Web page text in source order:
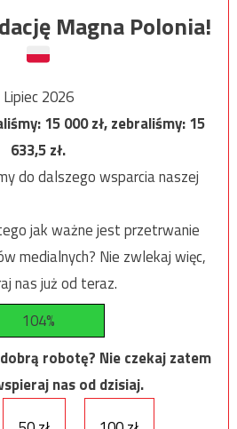
Magna Polonia!
Lipiec 2026
15 000zł, zebraliśmy:15
633,5zł.
do dalszego wsparcia naszej
jak ważne jest przetrwanie
medialnych? Nie zwlekaj więc,
nas już od teraz.
104%
robotę? Nie czekaj zatem
nas od dzisiaj.